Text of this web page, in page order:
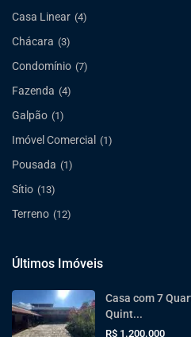
Casa Linear (4)
Chácara (3)
Condomínio (7)
Fazenda (4)
Galpão (1)
Imóvel Comercial (1)
Pousada (1)
Sítio (13)
Terreno (12)
Últimos Imóveis
Casa com 7
Quint...
R$ 1.200.000